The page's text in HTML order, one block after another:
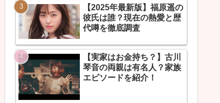
【2025年最新版】福原遥の
彼氏は誰？現在の熱愛と歴
代噂を徹底調査
【実家はお金持ち？】古川
琴音の両親は有名人？家族
エピソードを紹介！